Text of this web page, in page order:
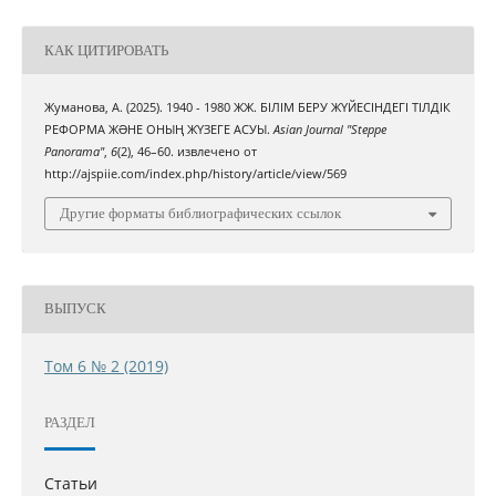
КАК ЦИТИРОВАТЬ
Жуманова, А. (2025). 1940 - 1980 ЖЖ. БІЛІМ БЕРУ ЖҮЙЕСІНДЕГІ ТІЛДІК
РЕФОРМА ЖƏНЕ ОНЫҢ ЖҮЗЕГЕ АСУЫ.Asian Journal "Steppe
Panorama", 6(2), 46–60. извлечено от
http://ajspiie.com/index.php/history/article/view/569
Другие форматы библиографических ссылок
ВЫПУСК
Том 6 № 2 (2019)
РАЗДЕЛ
Статьи